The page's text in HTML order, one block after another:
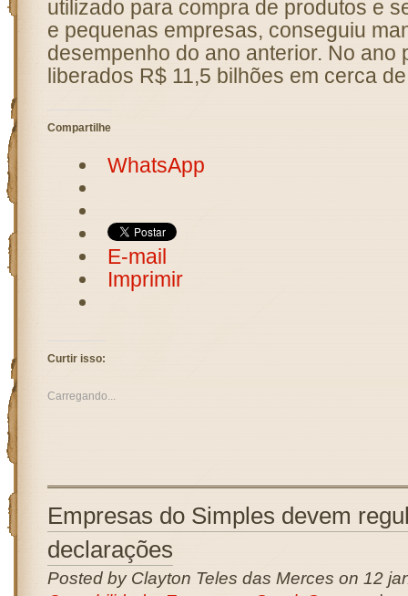
utilizado para compra de produtos e
e pequenas empresas, conseguiu
desempenho do ano anterior. No ano
liberados R$ 11,5 bilhões em cerca
Compartilhe
WhatsApp
E-mail
Imprimir
Curtir isso:
Carregando...
Empresas do Simples devem
declarações
Posted by Clayton Teles das Merces on 12